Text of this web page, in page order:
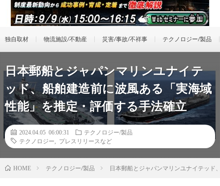
独自取材 物流施設/不動産 災害/事故/不祥事 テクノロジー/製品
日本郵船とジャパンマリンユナイテ
ッド、船舶建造前に波風ある「実海域
性能」を推定・評価する手法確立
2024.04.05 06:00:31
テクノロジー/製品
テクノロジー
プレスリリースなど
HOME テクノロジー/製品 日本郵船とジャパンマリンユナイテッド